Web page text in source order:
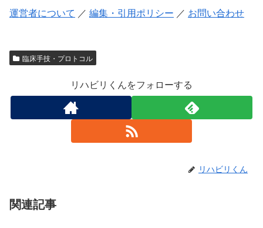
運営者について ／ 編集・引用ポリシー ／ お問い合わせ
臨床手技・プロトコル
リハビリくんをフォローする
リハビリくん
関連記事